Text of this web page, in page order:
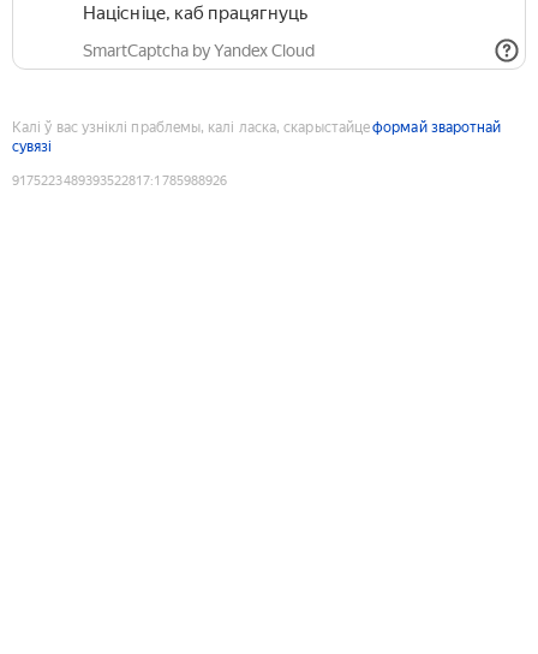
Націсніце, каб працягнуць
SmartCaptcha by Yandex Cloud
Калі ў вас узніклі праблемы, калі ласка, скарыстайцеформай зваротнай
сувязі
9175223489393522817:1785988926